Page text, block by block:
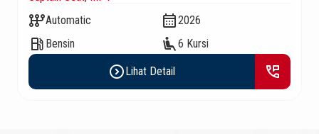
auto_transmissionAutomatic calendar_month2026
local_gas_station Bensin airline_seat_recline_extra6 Kursi
expand_circle_rightLihat Detail perm_phone_msg